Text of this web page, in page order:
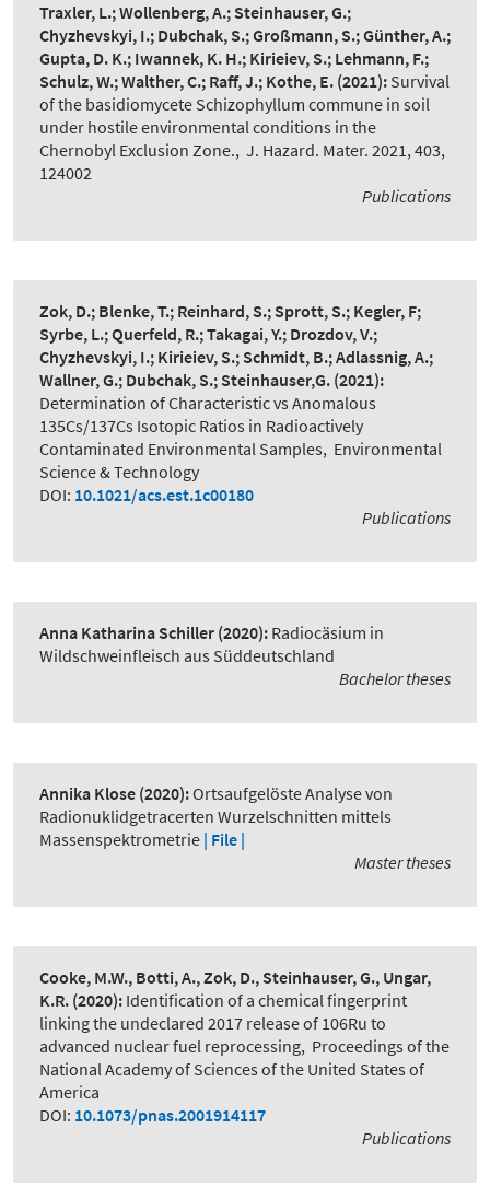
Traxler, L.; Wollenberg, A.; Steinhauser, G.;
Chyzhevskyi, I.; Dubchak, S.; Großmann, S.; Günther, A.;
Gupta, D. K.; Iwannek, K. H.; Kirieiev, S.; Lehmann, F.;
Schulz, W.; Walther, C.; Raff, J.; Kothe, E. (2021): Survival
of the basidiomycete Schizophyllum commune in soil
under hostile environmental conditions in the
Chernobyl Exclusion Zone., J. Hazard. Mater. 2021, 403,
124002
Publications
Zok, D.; Blenke, T.; Reinhard, S.; Sprott, S.; Kegler, F;
Syrbe, L.; Querfeld, R.; Takagai, Y.; Drozdov, V.;
Chyzhevskyi, I.; Kirieiev, S.; Schmidt, B.; Adlassnig, A.;
Wallner, G.; Dubchak, S.; Steinhauser,G. (2021):
Determination of Characteristic vs Anomalous
135Cs/137Cs Isotopic Ratios in Radioactively
Contaminated Environmental Samples, Environmental
Science & Technology
DOI: 10.1021/acs.est.1c00180
Publications
Anna Katharina Schiller (2020): Radiocäsium in
Wildschweinfleisch aus Süddeutschland
Bachelor theses
Annika Klose (2020):Ortsaufgelöste Analyse von
Radionuklidgetracerten Wurzelschnitten mittels
Massenspektrometrie | File |
Master theses
Cooke, M.W., Botti, A., Zok, D., Steinhauser, G., Ungar,
K.R. (2020): Identification of a chemical fingerprint
linking the undeclared 2017 release of 106Ru to
advanced nuclear fuel reprocessing, Proceedings of the
National Academy of Sciences of the United States of
America
DOI: 10.1073/pnas.2001914117
Publications